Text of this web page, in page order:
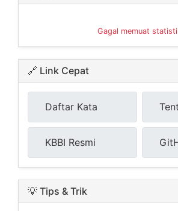
Gagal memuat
🔗 Link Cepat
Daftar Kata
KBBI Resmi
💡 Tips & Trik